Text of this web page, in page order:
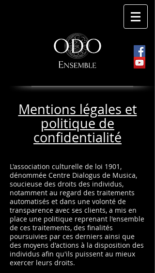
Mentions légales et
politique de
confidentialité
L'association culturelle de loi 1901,
dénommée Centre Dialogus de Musica,
soucieuse des droits des individus,
notamment au regard des traitements
automatisés et dans une volonté de
transparence avec ses clients, a mis en
place une politique reprenant l'ensemble
de ces traitements, des finalités
poursuivies par ces derniers ainsi que
des moyens d'actions à la disposition des
individus afin qu'ils puissent au mieux
exercer leurs droits.